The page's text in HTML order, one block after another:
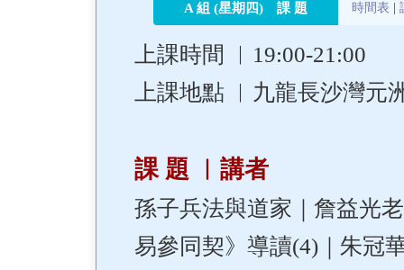
A 組 (星期四) 課 題 時間表
上課時間 ︳19:00-21:00
上課地點 ︳九龍長沙灣元
課 題 ︳講者
孫子兵法與道家｜詹益光
易參同契》導讀(4)｜朱冠